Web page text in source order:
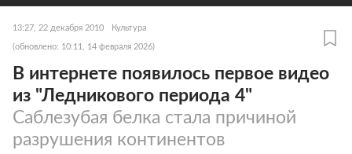
13:27, 22 декабря 2010 Культура
(обновлено: 10:11, 14 февраля 2026)
В интернете появилось первое видео
из "Ледникового периода 4"
Саблезубая белка стала причиной
разрушения континентов